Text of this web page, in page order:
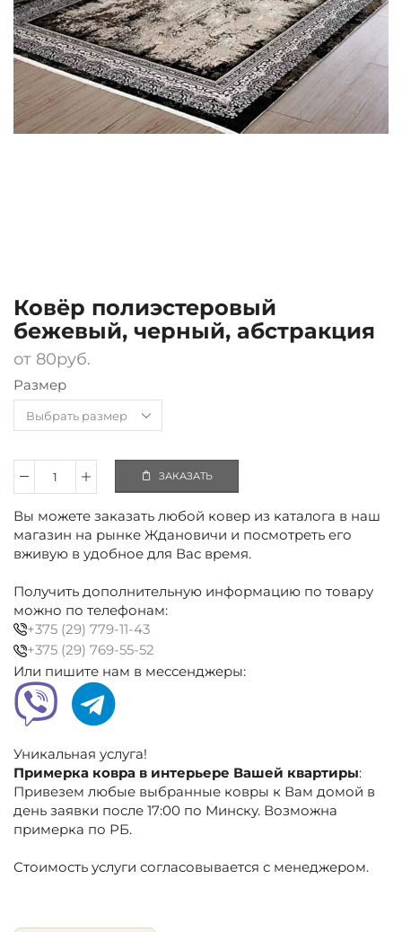
Ковёр полиэстеровый
бежевый, черный, абстракция
от 80руб.
Размер
Количество
полиэстеровый
бежевый,
черный,
абстракция
ЗАКАЗАТЬ
Вы можете заказать любой ковер из каталога в наш
магазин на рынке Ждановичи и посмотреть его
вживую в удобное для Вас время.
Получить дополнительную информацию по товару
можно по телефонам:
+375 (29) 779-11-43
+375 (29) 769-55-52
Или пишите нам в мессенджеры:
Уникальная услуга!
Примерка ковра в интерьере Вашей квартиры:
Привезем любые выбранные ковры к Вам домой в
день заявки после 17:00 по Минску. Возможна
примерка по РБ.
Стоимость услуги согласовывается с менеджером.